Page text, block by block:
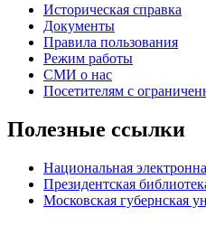
Историческая справка
Документы
Правила пользования
Режим работы
СМИ о нас
Посетителям с
Полезные ссылки
Национальная
Президентская
Московская губернская